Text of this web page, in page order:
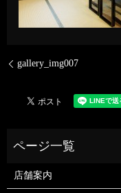
gallery_img007
店舗案内